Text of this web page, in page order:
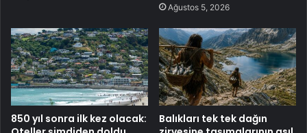
Ağustos 5, 2026
850 yıl sonra ilk kez olacak:
Balıkları tek tek dağın